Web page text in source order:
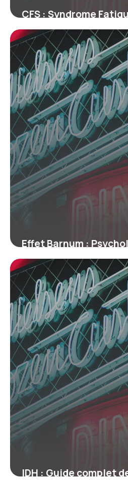
CFS : Syndrome
Guide
29 juin 2026
Effet Barnum :
Exemples
28 juin 2026
IDH : Guide complet